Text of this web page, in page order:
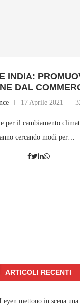
INDIA:
DAL
17 Aprile 2021
per il cambiamento
cercando modi per…
ARTICOLI RECENTI
mettono in scena